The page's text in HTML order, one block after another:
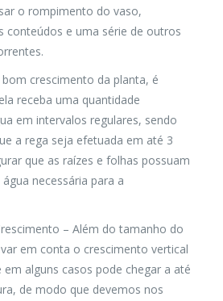
o rompimento do vaso,
conteúdos e uma série de outros
bom crescimento da planta, é
receba uma quantidade
em intervalos regulares, sendo
a rega seja efetuada em até 3
que as raízes e folhas possuam
necessária para a
– Além do tamanho do
em conta o crescimento vertical
em alguns casos pode chegar a até
de modo que devemos nos